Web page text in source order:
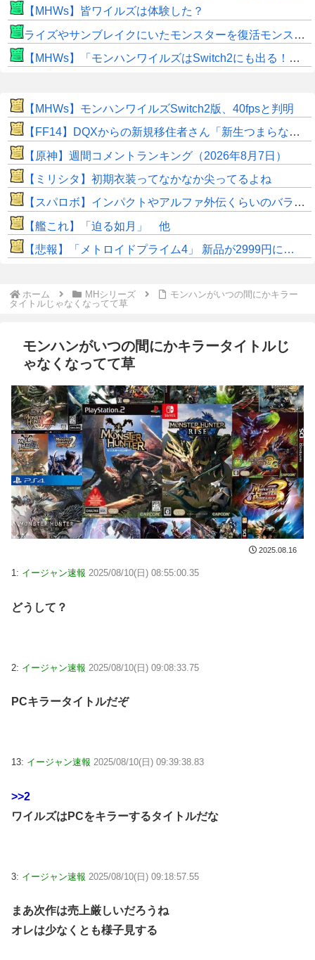
【MHWs】皆ワイルズは体験した？
ライズやサンブレイクにいたモンスターを復活モンスターと呼ぶのはやめよう
【MHWs】「モンハンワイルズはSwitch2にも出る！」👈こいつにかけたい言葉ｗｗｗｗｗｗｗｗｗ
【MHWs】モンハンワイルズSwitch2版、40fpsと判明
【FF14】DQXからの新規移住者さん「新生つまらないって聞いてたけど普通に面白くてワロタｗｗ」
【原神】週間コメントランキング（2026年8月7日）
【ミリシタ】初期衣装ってなかなか尖ってるよね
【スパロボ】インパクトやアルファ外伝くらいのバランス求む！！ → インパクトも最終的にはコアブースターで雑魚は一撃で倒せてたけどね
【艦これ】「迫る如月」 他
【悲報】「メトロイドプライム4」 新品が2999円に…
ホーム MHシリーズ
モンハンがいつの間にかキラー
タイトルじゃなくなってて草
モンハンがいつの間にかキラータイトルじ
ゃなくなってて草
2025.08.16
1: イージャン速報 2025/08/10(日) 08:55:00.35
どうして？
2: イージャン速報 2025/08/10(日) 09:08:33.75
PCキラータイトルだぞ
13: イージャン速報 2025/08/10(日) 09:39:38.83
>>2
ワイルズはPCをキラーするタイトルだな
3: イージャン速報 2025/08/10(日) 09:18:57.55
まあ次作は売上厳しいだろうね
オレは少なくとも様子見する